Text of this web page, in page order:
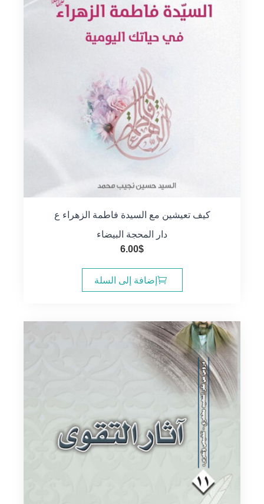
كيف تعيشين مع السيدة فاطمة الزهراء ع
دار المحجة البيضاء
6.00$
إضافة إلى السلة